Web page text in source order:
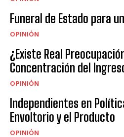
Funeral de Estado para
OPINIÓN
¿Existe Real
Concentración del
OPINIÓN
Independientes en
Envoltorio y el Producto
OPINIÓN